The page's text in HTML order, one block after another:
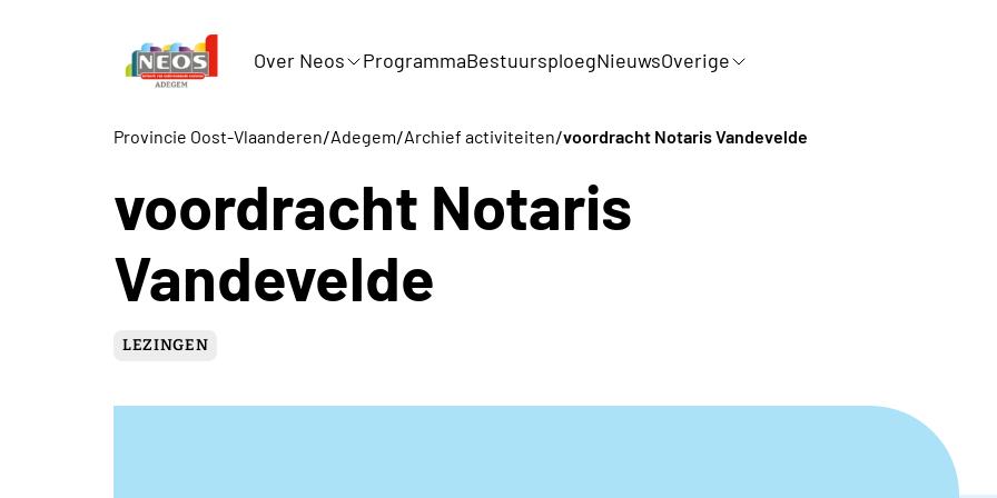
Over Neos ProgrammaBestuursploegNieuwsOverige
Provincie Oost-Vlaanderen/Adegem/Archief activiteiten/voordracht Notaris Vandevelde
voordracht Notaris
Vandevelde
LEZINGEN